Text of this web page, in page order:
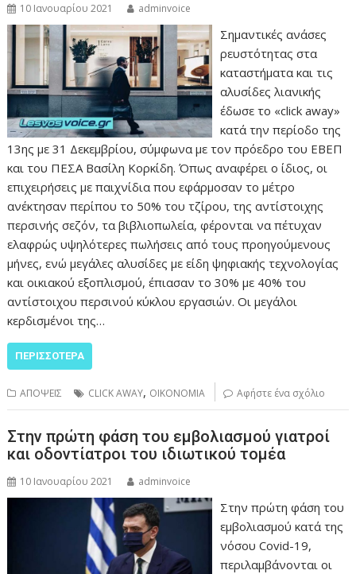
10 Ιανουαρίου 2021 adminvoice
Σημαντικές ανάσες
ρευστότητας στα
καταστήματα και τις
αλυσίδες λιανικής
έδωσε το «click away»
κατά την περίοδο της
13ης με 31 Δεκεμβρίου, σύμφωνα με τον πρόεδρο του ΕΒΕΠ
και του ΠΕΣΑ Βασίλη Κορκίδη. Όπως αναφέρει ο ίδιος, οι
επιχειρήσεις με παιχνίδια που εφάρμοσαν το μέτρο
ανέκτησαν περίπου το 50% του τζίρου, της αντίστοιχης
περσινής σεζόν, τα βιβλιοπωλεία, φέρονται να πέτυχαν
ελαφρώς υψηλότερες πωλήσεις από τους προηγούμενους
μήνες, ενώ μεγάλες αλυσίδες με είδη ψηφιακής τεχνολογίας
και οικιακού εξοπλισμού, έπιασαν το 30% με 40% του
αντίστοιχου περσινού κύκλου εργασιών. Οι μεγάλοι
κερδισμένοι της…
ΠΕΡΙΣΣΌΤΕΡΑ
ΑΠΟΨΕΙΣ CLICK AWAY, ΟΙΚΟΝΟΜΙΑ Αφήστε ένα σχόλιο
Στην πρώτη φάση του εμβολιασμού γιατροί
και οδοντίατροι του ιδιωτικού τομέα
10 Ιανουαρίου 2021 adminvoice
Στην πρώτη φάση του
εμβολιασμού κατά της
νόσου Covid-19,
περιλαμβάνονται οι